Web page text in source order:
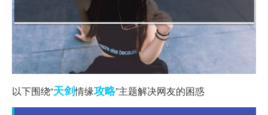
以下围绕“天剑情缘攻略”主题解决网友的困惑